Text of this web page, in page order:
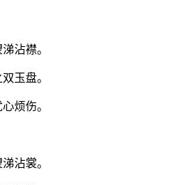
沾襟。
玉盘。
烦伤。
沾裳。